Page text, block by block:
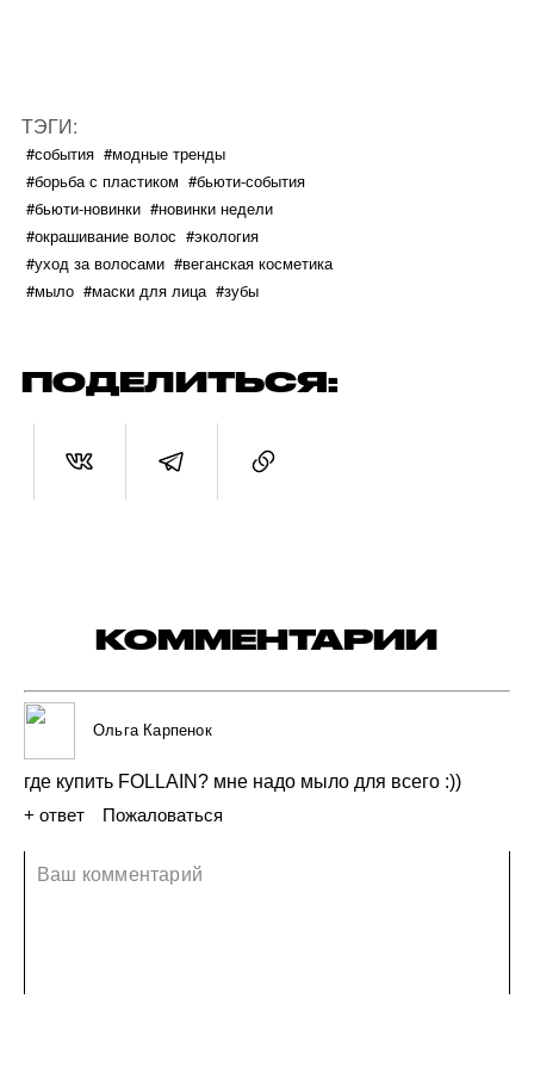
ТЭГИ:
#события #модные тренды
#борьба с пластиком #бьюти-события
#бьюти-новинки #новинки недели
#окрашивание волос #экология
#уход за волосами #веганская косметика
#мыло #маски для лица #зубы
ПОДЕЛИТЬСЯ:
КОММЕНТАРИИ
Ольга Карпенок
где купить FOLLAIN? мне надо мыло для всего :))
+ ответ
Пожаловаться